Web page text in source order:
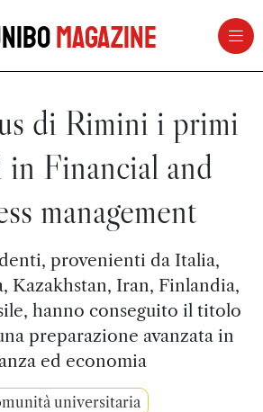
Magazine
di Rimini i primi
in Financial and
management
provenienti da Italia,
Kazakhstan, Iran, Finlandia,
hanno conseguito il titolo
preparazione avanzata in
ed economia
universitaria